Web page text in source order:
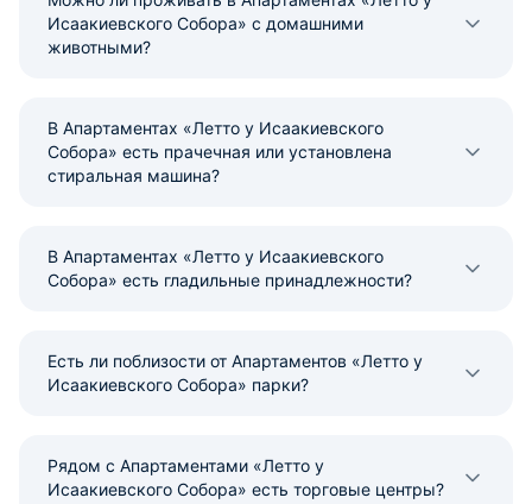
Исаакиевского Собора» с домашними
животными?
В Апартаментах «Летто у Исаакиевского
Собора» есть прачечная или установлена
стиральная машина?
В Апартаментах «Летто у Исаакиевского
Собора» есть гладильные принадлежности?
Есть ли поблизости от Апартаментов «Летто у
Исаакиевского Собора» парки?
Рядом с Апартаментами «Летто у
Исаакиевского Собора» есть торговые центры?